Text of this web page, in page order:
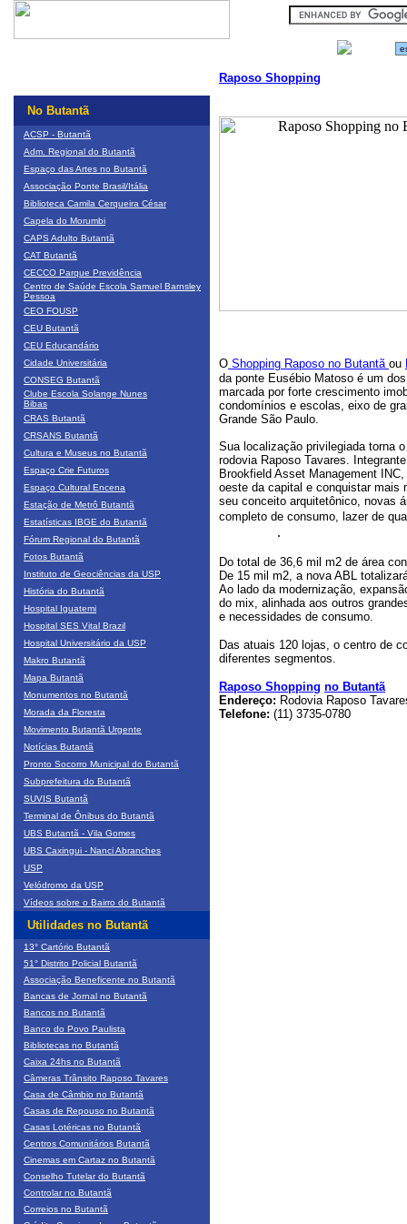
No Butantã
ACSP - Butantã
Adm. Regional do Butantã
Espaço das Artes no Butantã
Associação Ponte Brasil/Itália
Biblioteca Camila Cerqueira César
Capela do Morumbi
CAPS Adulto Butantã
CAT Butantã
CECCO Parque Previdência
Centro de Saúde Escola Samuel Barnsley
Pessoa
CEO FOUSP
CEU Butantã
CEU Educandário
Cidade Universitária
CONSEG Butantã
Clube Escola Solange Nunes
Bibas
CRAS Butantã
CRSANS Butantã
Cultura e Museus no Butantã
Espaço Crie Futuros
Espaço Cultural Encena
Estação de Metrô Butantã
Estatísticas IBGE do Butantã
Fórum Regional do Butantã
Fotos Butantã
Instituto de Geociências da USP
História do Butantã
Hospital Iguatemi
Hospital SES Vital Brazil
Hospital Universitário da USP
Makro Butantã
Mapa Butantã
Monumentos no Butantã
Morada da Floresta
Movimento Butantã Urgente
Notícias Butantã
Pronto Socorro Municipal do Butantã
Subprefeitura do Butantã
SUVIS Butantã
Terminal de Ônibus do Butantã
UBS Butantã - Vila Gomes
UBS Caxingui - Nanci Abranches
USP
Velódromo da USP
Vídeos sobre o Bairro do Butantã
Utilidades no Butantã
13° Cartório Butantã
51° Distrito Policial Butantã
Associação Beneficente no Butantã
Bancas de Jornal no Butantã
Bancos no Butantã
Banco do Povo Paulista
Bibliotecas no Butantã
Caixa 24hs no Butantã
Câmeras Trânsito Raposo Tavares
Casa de Câmbio no Butantã
Casas de Repouso no Butantã
Casas Lotéricas no Butantã
Centros Comunitários Butantã
Cinemas em Cartaz no Butantã
Conselho Tutelar do Butantã
Controlar no Butantã
Correios no Butantã
Raposo Shopping
O Shopping Raposo no Butantã ou
da ponte Eusébio Matoso é um
marcada por forte crescimento
condomínios e escolas, eixo de
Grande São Paulo.
Sua localização privilegiada torna
rodovia Raposo Tavares.
Brookfield Asset Management
oeste da capital e conquistar mais
seu conceito arquitetônico, novas
completo de consumo, lazer de
.
Do total de 36,6 mil m2 de área
De 15 mil m2, a nova ABL
Ao lado da modernização,
do mix, alinhada aos outros
e necessidades de consumo.
Das atuais 120 lojas, o centro de
diferentes segmentos.
Raposo Shopping no Butantã
Endereço: Rodovia Raposo
Telefone: (11) 3735-0780